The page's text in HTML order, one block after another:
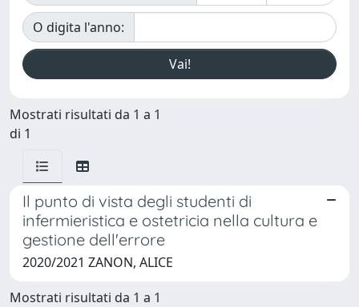
O digita l'anno:
Mostrati risultati da 1 a 1
di 1
Il punto di vista degli studenti di
infermieristica e ostetricia nella cultura e
gestione dell'errore
2020/2021 ZANON, ALICE
Mostrati risultati da 1 a 1